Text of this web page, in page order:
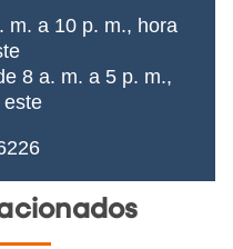
m. a 10 p. m., hora
8 a. m. a 5 p. m.,
este